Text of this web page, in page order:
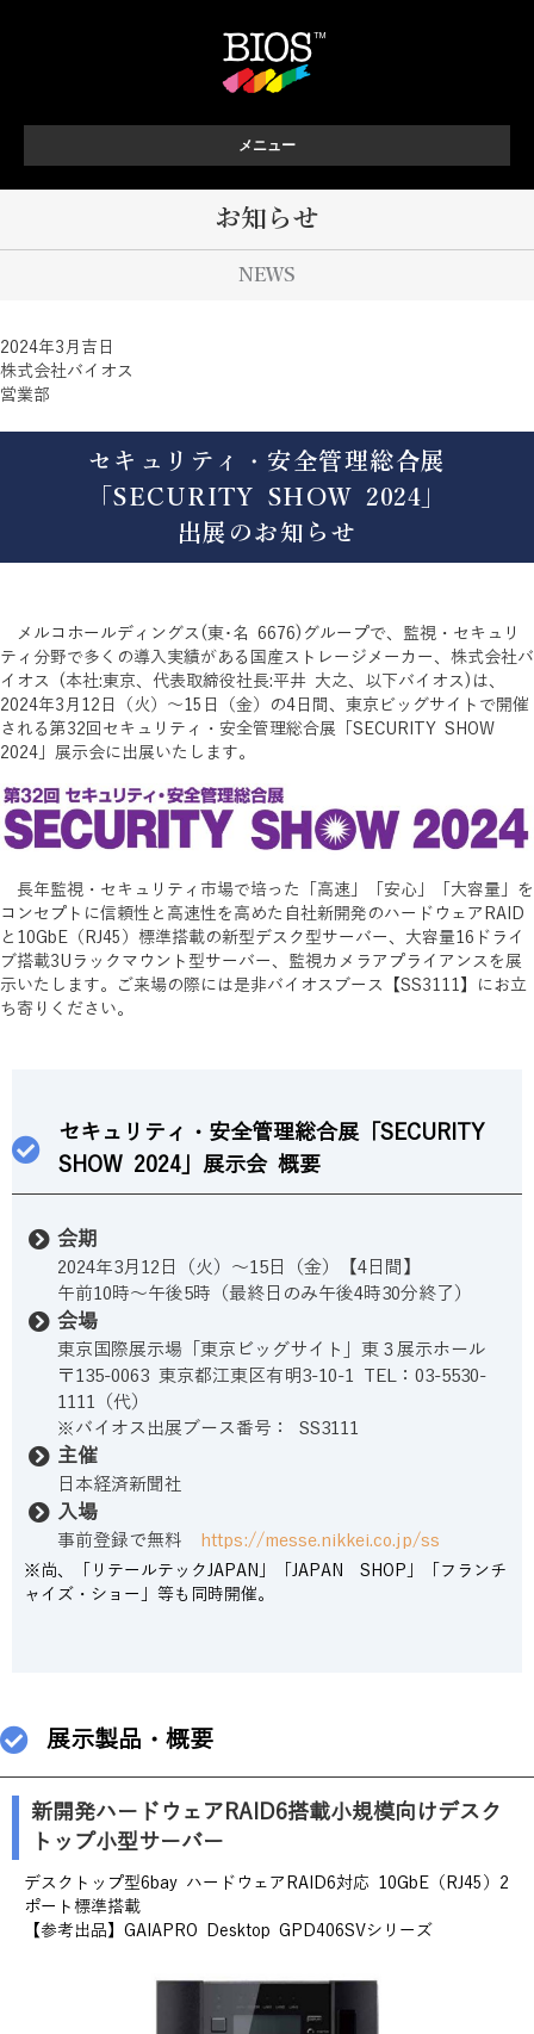
メニュー
お知らせ
NEWS
2024年3月吉日
株式会社バイオス
営業部
セキュリティ・安全管理総合展
「SECURITY SHOW 2024」
出展のお知らせ
メルコホールディングス(東･名 6676)グループで、監視・セキュリ
ティ分野で多くの導入実績がある国産ストレージメーカー、株式会社バ
イオス (本社:東京、代表取締役社長:平井 大之、以下バイオス)は、
2024年3月12日（火）～15日（金）の4日間、東京ビッグサイトで開催
される第32回セキュリティ・安全管理総合展「SECURITY SHOW
2024」展示会に出展いたします。
長年監視・セキュリティ市場で培った「高速」「安心」「大容量」を
コンセプトに信頼性と高速性を高めた自社新開発のハードウェアRAID
と10GbE（RJ45）標準搭載の新型デスク型サーバー、大容量16ドライ
ブ搭載3Uラックマウント型サーバー、監視カメラアプライアンスを展
示いたします。ご来場の際には是非バイオスブース【SS3111】にお立
ち寄りください。
セキュリティ・安全管理総合展「SECURITY
SHOW 2024」展示会 概要
会期
2024年3月12日（火）～15日（金）【4日間】
午前10時～午後5時（最終日のみ午後4時30分終了）
会場
東京国際展示場「東京ビッグサイト」東３展示ホール
〒135-0063 東京都江東区有明3-10-1 TEL：03-5530-
1111（代）
※バイオス出展ブース番号： SS3111
主催
日本経済新聞社
入場
事前登録で無料 https://messe.nikkei.co.jp/ss
※尚、「リテールテックJAPAN」「JAPAN SHOP」「フランチ
ャイズ・ショー」等も同時開催。
展示製品・概要
新開発ハードウェアRAID6搭載小規模向けデスク
トップ小型サーバー
デスクトップ型6bay ハードウェアRAID6対応 10GbE（RJ45）2
ポート標準搭載
【参考出品】GAIAPRO Desktop GPD406SVシリーズ